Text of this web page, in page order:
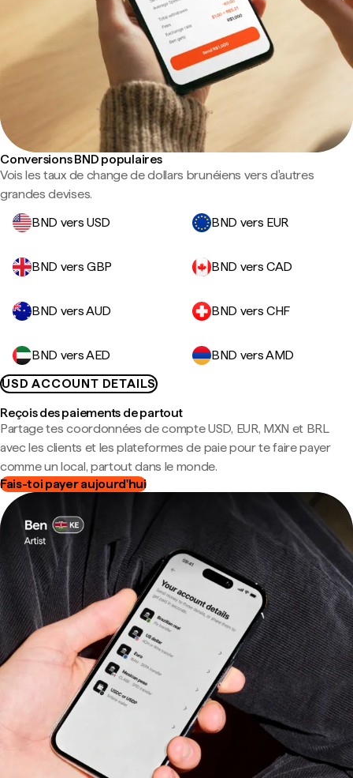
Conversions BND populaires
Vois les taux de change de dollars brunéiens vers d'autres
grandes devises.
BND vers USD
BND vers EUR
BND vers GBP BND vers CAD
BND vers AUD BND vers CHF
BND vers AED
BND vers AMD
USD ACCOUNT DETAILS
Reçois des paiements de partout
Partage tes coordonnées de compte USD, EUR, MXN et BRL
avec les clients et les plateformes de paie pour te faire payer
comme un local, partout dans le monde.
Fais-toi payer aujourd'hui